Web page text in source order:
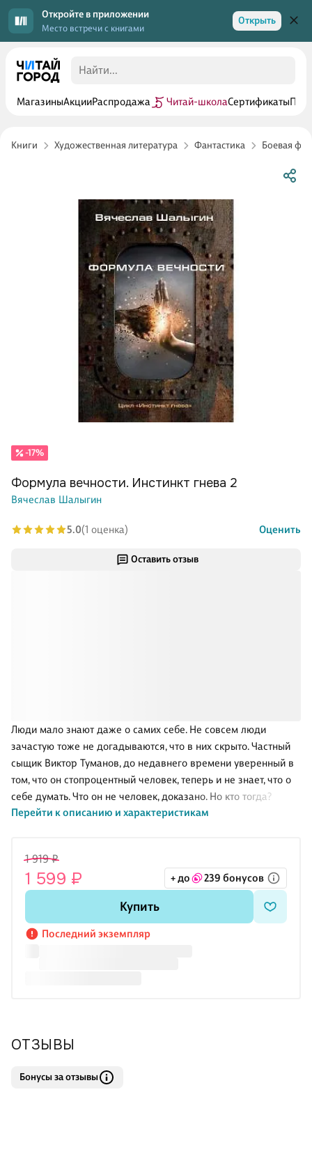
Откройте в приложении
Место встречи с книгами
Открыть
МагазиныАкцииРаспродажа Читай-школаСертификаты
Книги Художественная литература Фантастика Боевая
Оставить отзыв
Люди мало знают даже о самих себе. Не совсем люди
зачастую тоже не догадываются, что в них скрыто. Частный
сыщик Виктор Туманов, до недавнего времени уверенный в
том, что он стопроцентный человек, теперь и не знает, что о
себе думать. Что он не человек, доказано. Но кто тогда?
Вечный или Хамелеон? Или ни то, ни другое?
стороны и Цехом Вечных с другой. Да поначалу Туманов
принял сторону бессмертных и таких близких по духу
Вечных, но попавшийся в ловушку Хамелеон пробудил в
душе сыщика сомнения.
Ведь не исключено, что Туманов это тот самый мальчик,
Перейти к описанию и характеристикам
-17%
Формула вечности. Инстинкт гнева 2
Вячеслав Шалыгин
5.0(1 оценка) Оценить
1 919 ₽
1 599 ₽ + до 239 бонусов
Купить
Последний экземпляр
ОТЗЫВЫ
Бонусы за отзывы